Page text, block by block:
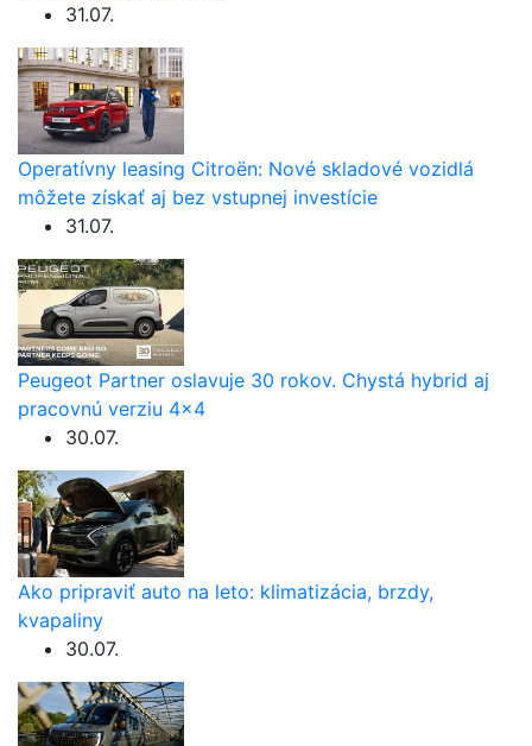
31.07.
Operatívny leasing Citroën: Nové skladové vozidlá
môžete získať aj bez vstupnej investície
31.07.
Peugeot Partner oslavuje 30 rokov. Chystá hybrid aj
pracovnú verziu 4×4
30.07.
Ako pripraviť auto na leto: klimatizácia, brzdy,
kvapaliny
30.07.